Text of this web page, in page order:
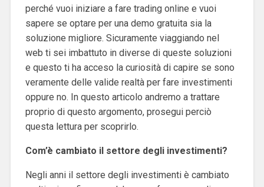
perché vuoi iniziare a fare trading online e vuoi
sapere se optare per una demo gratuita sia la
soluzione migliore. Sicuramente viaggiando nel
web ti sei imbattuto in diverse di queste soluzioni
e questo ti ha acceso la curiosità di capire se sono
veramente delle valide realtà per fare investimenti
oppure no. In questo articolo andremo a trattare
proprio di questo argomento, prosegui perciò
questa lettura per scoprirlo.
Com’è cambiato il settore degli investimenti?
Negli anni il settore degli investimenti è cambiato